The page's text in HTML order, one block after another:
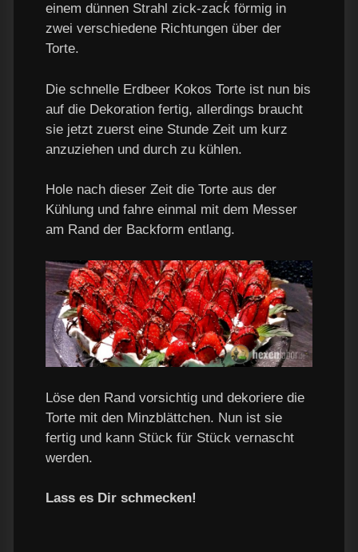
einem dünnen Strahl zick-zacḱ förmig in
zwei verschiedene Richtungen über der
Torte.
Die schnelle Erdbeer Kokos Torte ist nun bis
auf die Dekoration fertig, allerdings braucht
sie jetzt zuerst eine Stunde Zeit um kurz
anzuziehen und durch zu kühlen.
Hole nach dieser Zeit die Torte aus der
Kühlung und fahre einmal mit dem Messer
am Rand der Backform entlang.
Löse den Rand vorsichtig und dekoriere die
Torte mit den Minzblättchen. Nun ist sie
fertig und kann Stück für Stück vernascht
werden.
Lass es Dir schmecken!